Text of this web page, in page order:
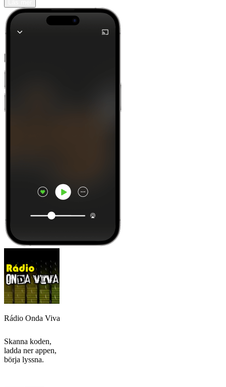
Rádio Onda Viva
Skanna koden,
ladda ner appen,
börja lyssna.